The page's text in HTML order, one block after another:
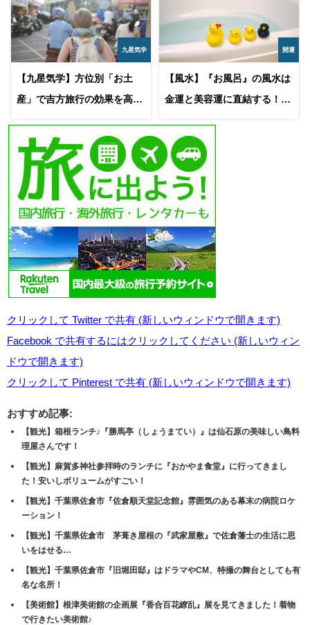
九星気学
【九星気学】方位別「お土
産」で吉方旅行の効果を高め
開運
【風水】『お風呂』の風水は
金運と美容運に直結する！風
クション
クリックして Twitter で共有 (新しいウィンドウで開きます)
Facebook で共有するにはクリックしてください (新しいウィン
ドウで開きます)
クリックして Pinterest で共有 (新しいウィンドウで開きます)
おすすめ記事:
【観光】箱根ランチ♪『勝馬亭（しょうまてい）』は仙石原の美味しい鳥料
理屋さんです！
【観光】麻賀多神社参拝時のランチに『おかやま食堂』に行ってきまし
た！安いしボリュームがすごい！
【観光】千葉県佐倉市『佐倉順天堂記念館』雰囲気のある幕末の病院ロケ
ーション！
【観光】千葉県佐倉市 茅葺き屋根の『武家屋敷』で佐倉藩士の生活に思
いをはせる…
【観光】千葉県佐倉市『旧堀田邸』はドラマやCM、特撮の舞台としても有
名な名所！
【美術館】根津美術館の企画展『香合百花繚乱』展を見てきました！着物
で行きたい美術館♪